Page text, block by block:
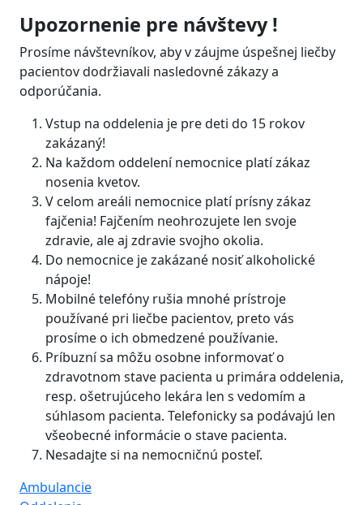
Upozornenie pre návštevy !
Prosíme návštevníkov, aby v záujme úspešnej liečby
pacientov dodržiavali nasledovné zákazy a
odporúčania.
Vstup na oddelenia je pre deti do 15 rokov
zakázaný!
Na každom oddelení nemocnice platí zákaz
nosenia kvetov.
V celom areáli nemocnice platí prísny zákaz
fajčenia! Fajčením neohrozujete len svoje
zdravie, ale aj zdravie svojho okolia.
Do nemocnice je zakázané nosiť alkoholické
nápoje!
Mobilné telefóny rušia mnohé prístroje
používané pri liečbe pacientov, preto vás
prosíme o ich obmedzené používanie.
Príbuzní sa môžu osobne informovať o
zdravotnom stave pacienta u primára oddelenia,
resp. ošetrujúceho lekára len s vedomím a
súhlasom pacienta. Telefonicky sa podávajú len
všeobecné informácie o stave pacienta.
Nesadajte si na nemocničnú posteľ.
Ambulancie